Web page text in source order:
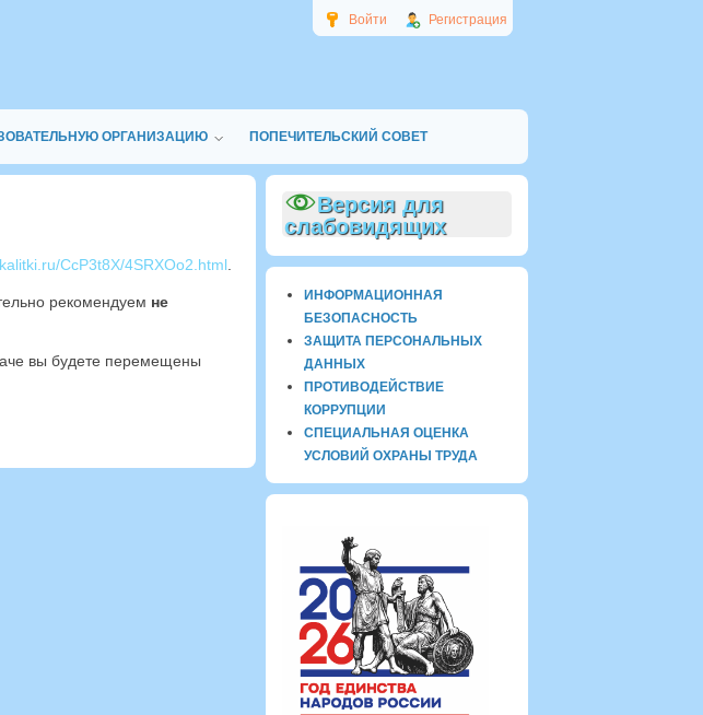
Войти Регистрация
ОРГАНИЗАЦИЮ ПОПЕЧИТЕЛЬСКИЙ СОВЕТ
CcP3t8X/4SRXOo2.html
рекомендуем не
вы будете перемещены
Версия для
слабовидящих
ИНФОРМАЦИОННАЯ
БЕЗОПАСНОСТЬ
ЗАЩИТА ПЕРСОНАЛЬНЫХ
ДАННЫХ
ПРОТИВОДЕЙСТВИЕ
КОРРУПЦИИ
СПЕЦИАЛЬНАЯ ОЦЕНКА
УСЛОВИЙ ОХРАНЫ ТРУДА